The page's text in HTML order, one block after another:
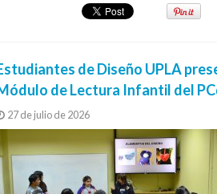
de Diseño UPLA
de Lectura Infantil del
27 de julio de 2026